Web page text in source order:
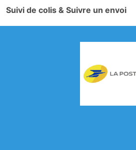
Suivi de colis & Suivre un envoi